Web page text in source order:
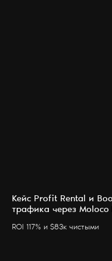
Кейс Profit Rental и
трафика через
ROI 117% и $83к чистыми